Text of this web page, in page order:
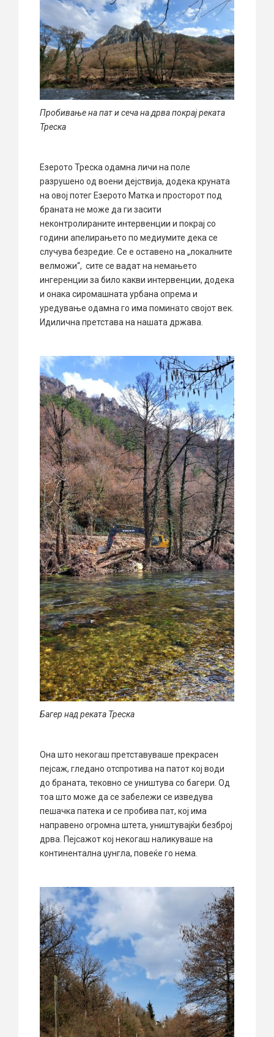
Пробивање на пат и сеча на дрва покрај реката
Треска
Езерото Треска одамна личи на поле
разрушено од воени дејствија, додека круната
на овој потег Езерото Матка и просторот под
браната не може да ги засити
неконтролираните интервенции и покрај со
години апелирањето по медиумите дека се
случува безредие. Се е оставено на „локалните
велможи“, сите се вадат на немањето
ингеренции за било какви интервенции, додека
и онака сиромашната урбана опрема и
уредување одамна го има поминато својот век.
Идилична претстава на нашата држава.
Багер над реката Треска
Она што некогаш претставуваше прекрасен
пејсаж, гледано отспротива на патот кој води
до браната, тековно се уништува со багери. Од
тоа што може да се забележи се изведува
пешачка патека и се пробива пат, кој има
направено огромна штета, уништувајќи безброј
дрва. Пејсажот кој некогаш наликуваше на
континентална џунгла, повеќе го нема.